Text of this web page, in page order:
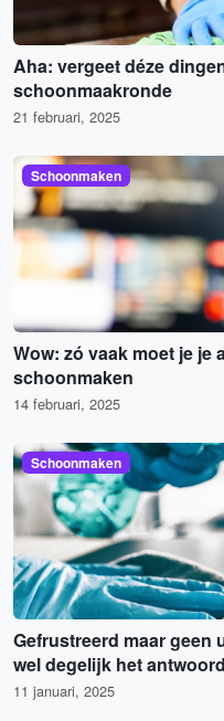
Aha: vergeet déze
schoonmaakronde
21 februari, 2025
Schoonmaken
Wow: zó vaak moet je je
schoonmaken
14 februari, 2025
Schoonmaken
Gefrustreerd maar geen
wel degelijk het
11 januari, 2025